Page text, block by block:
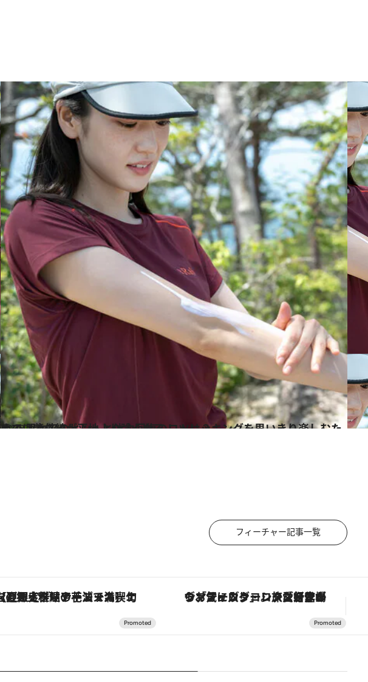
2023.9.9
山では紫外線が平地より強くなる！ トレッキングを思いきり楽しむための 肌ケアのヒントと体力回復のコツは？
ライフスタイル
フィーチャー記事一覧
【夏限定ディナーコース】旬を迎える稚鮎や花ズッキーニなどをイタリア・トスカーナの郷土料理の手法で満喫！ ヴァシュロン・コンスタンタン「オーヴァーシーズ・オートマティック」。旅愛好家のお気に入りコレクションから、ジェンダーレスな新作が登場